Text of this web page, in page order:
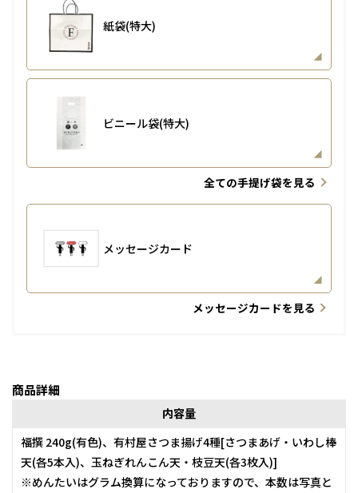
紙袋(特大)
ビニール袋(特大)
全ての手提げ袋を見る
メッセージカード
メッセージカードを見る
商品詳細
内容量
福撰 240g(有色)、有村屋さつま揚げ4種[さつまあげ・いわし棒
天(各5本入)、玉ねぎれんこん天・枝豆天(各3枚入)]
※めんたいはグラム換算になっておりますので、本数は写真と